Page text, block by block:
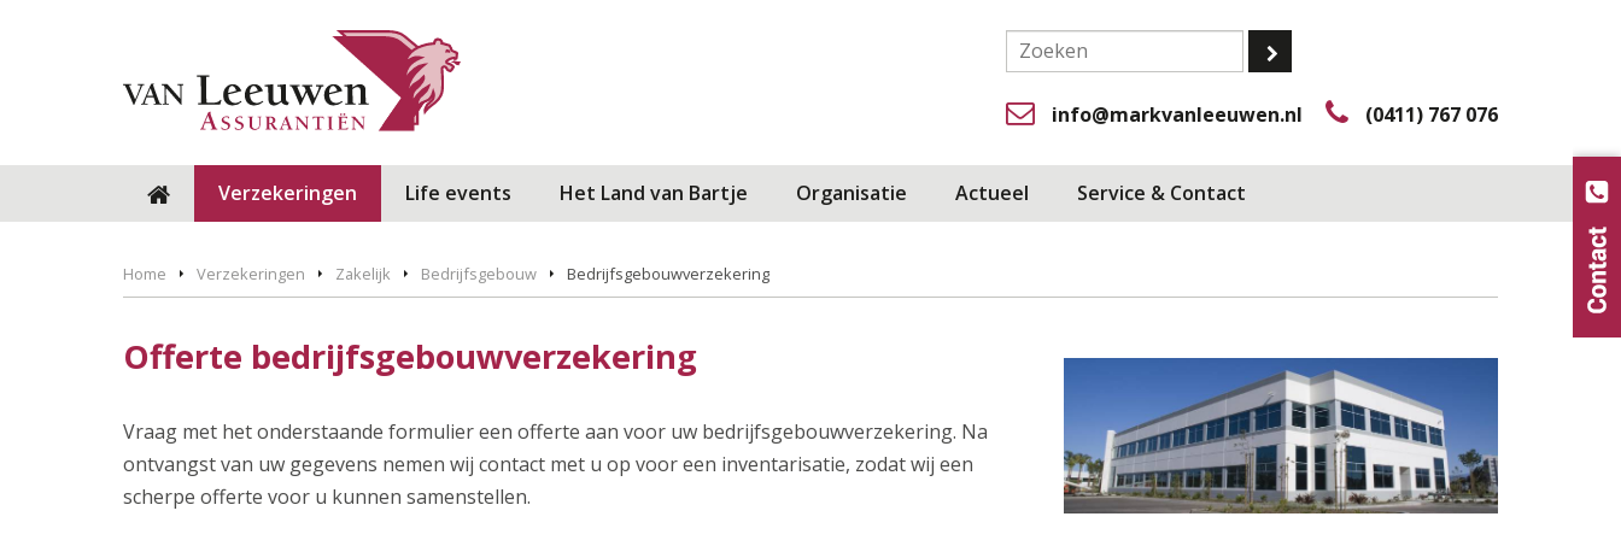
info@markvanleeuwen.nl (0411) 767 076
Verzekeringen Life events Het Land van Bartje Organisatie Actueel Service & Contact
Home Verzekeringen Zakelijk Bedrijfsgebouw Bedrijfsgebouwverzekering
Offerte bedrijfsgebouwverzekering
Vraag met het onderstaande formulier een offerte aan voor uw bedrijfsgebouwverzekering. Na
ontvangst van uw gegevens nemen wij contact met u op voor een inventarisatie, zodat wij een
scherpe offerte voor u kunnen samenstellen.